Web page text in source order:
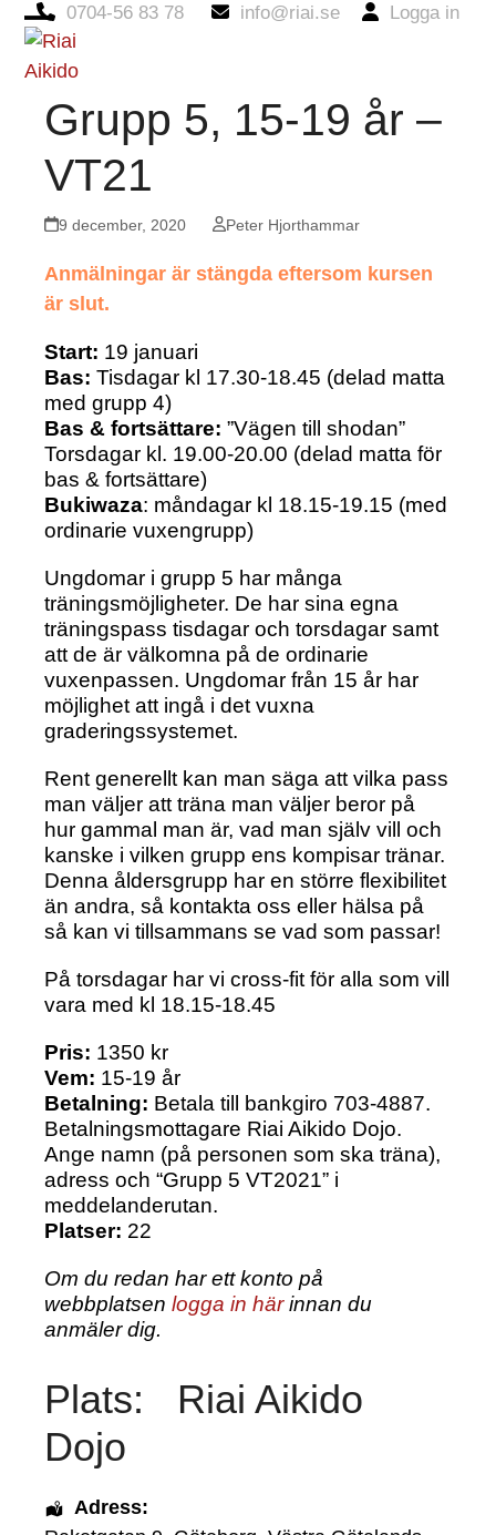
0704-56 83 78 info@riai.se Logga in
Open
mobile
menu
Close
mobile
menu
Grupp 5, 15-19 år –
VT21
9 december, 2020 Peter Hjorthammar
Anmälningar är stängda eftersom kursen
är slut.
Start: 19 januari
Bas: Tisdagar kl 17.30-18.45 (delad matta
med grupp 4)
Bas & fortsättare: ”Vägen till shodan”
Torsdagar kl. 19.00-20.00 (delad matta för
bas & fortsättare)
Bukiwaza: måndagar kl 18.15-19.15 (med
ordinarie vuxengrupp)
Ungdomar i grupp 5 har många
träningsmöjligheter. De har sina egna
träningspass tisdagar och torsdagar samt
att de är välkomna på de ordinarie
vuxenpassen. Ungdomar från 15 år har
möjlighet att ingå i det vuxna
graderingssystemet.
Rent generellt kan man säga att vilka pass
man väljer att träna man väljer beror på
hur gammal man är, vad man själv vill och
kanske i vilken grupp ens kompisar tränar.
Denna åldersgrupp har en större flexibilitet
än andra, så kontakta oss eller hälsa på
så kan vi tillsammans se vad som passar!
På torsdagar har vi cross-fit för alla som vill
vara med kl 18.15-18.45
Pris: 1350 kr
Vem: 15-19 år
Betalning: Betala till bankgiro 703-4887.
Betalningsmottagare Riai Aikido Dojo.
Ange namn (på personen som ska träna),
adress och “Grupp 5 VT2021” i
meddelanderutan.
Platser: 22
Om du redan har ett konto på
webbplatsenlogga in härinnan du
anmäler dig.
Plats:
Riai Aikido
Dojo
Adress: